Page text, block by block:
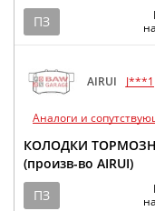
ПЗ
AIRUI J***1
Аналоги и
КОЛОДКИ
(произв-во AIRUI)
ПЗ